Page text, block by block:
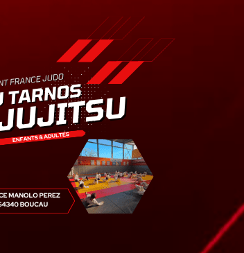
Exporter toutes les colonnes
Exporter uniquement les colonnes affichées
Menu
<
>
Résultats
Saison 2019
Saison 2025 - 2026
Ajoutez un logo, un bouton, des réseaux sociaux
Cliquez pour éditer